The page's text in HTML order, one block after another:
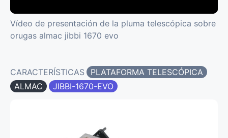
Vídeo de presentación de la pluma telescópica sobre
orugas almac jibbi 1670 evo
CARACTERÍSTICAS
PLATAFORMA TELESCÓPICA
ALMAC
JIBBI-1670-EVO